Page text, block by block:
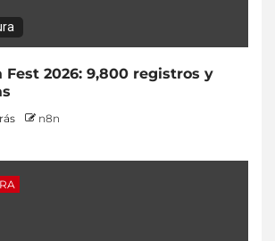
Fest 2026: 9,800 registros y
n8n